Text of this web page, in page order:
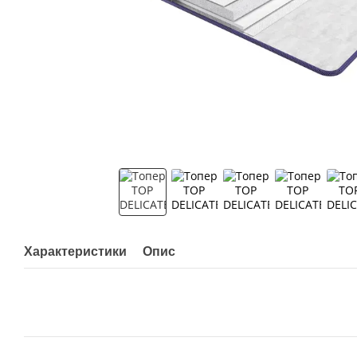
Характеристики Опис